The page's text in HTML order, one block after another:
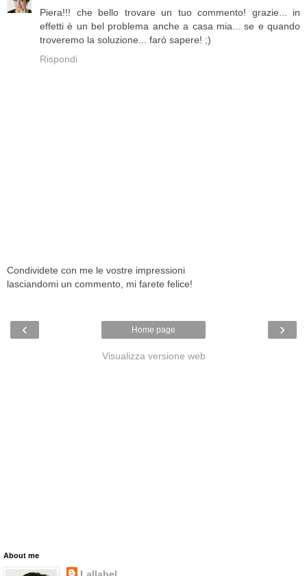
Piera!!! che bello trovare un tuo commento! grazie... in
effetti è un bel problema anche a casa mia... se e quando
troveremo la soluzione... farò sapere! ;)
Rispondi
Condividete con me le vostre impressioni
lasciandomi un commento, mi farete felice!
‹ ›
Home page
Visualizza versione web
About me